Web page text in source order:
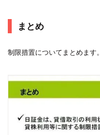
まとめ
制限措置についてまとめます。